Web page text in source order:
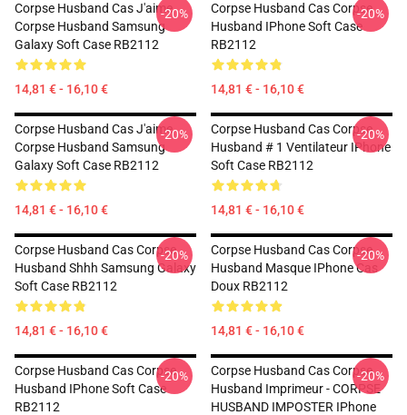
Corpse Husband Cas J'aime
Corpse Husband Samsung
Galaxy Soft Case RB2112
14,81 € - 16,10 €
-20%
Corpse Husband Cas Corpse
Husband IPhone Soft Case
RB2112
14,81 € - 16,10 €
-20%
Corpse Husband Cas J'aime
Corpse Husband Samsung
Galaxy Soft Case RB2112
14,81 € - 16,10 €
-20%
Corpse Husband Cas Corpse
Husband # 1 Ventilateur IPhone
Soft Case RB2112
14,81 € - 16,10 €
-20%
Corpse Husband Cas Corpse
Husband Shhh Samsung Galaxy
Soft Case RB2112
14,81 € - 16,10 €
-20%
Corpse Husband Cas Corpse
Husband Masque IPhone Cas
Doux RB2112
14,81 € - 16,10 €
-20%
Corpse Husband Cas Corpse
Husband IPhone Soft Case
RB2112
-20%
Corpse Husband Cas Corpse
Husband Imprimeur - CORPSE
HUSBAND IMPOSTER IPhone
-20%